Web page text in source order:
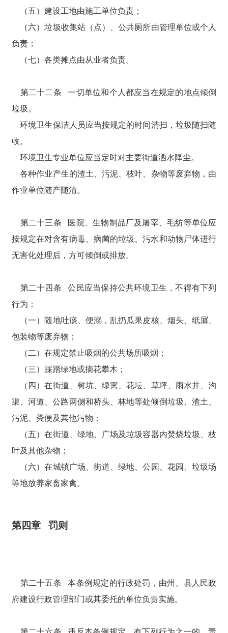
（五）建设工地由施工单位负责；
（六）垃圾收集站（点）、公共厕所由管理单位或个人
负责；
（七）各类摊点由从业者负责。
第二十二条 一切单位和个人都应当在规定的地点倾倒
垃圾。
环境卫生保洁人员应当按规定的时间清扫，垃圾随扫随
收。
环境卫生专业单位应当定时对主要街道洒水降尘。
各种作业产生的渣土、污泥、枝叶、杂物等废弃物，由
作业单位随产随清。
第二十三条 医院、生物制品厂及屠宰、毛纺等单位应
按规定在对含有病毒、病菌的垃圾、污水和动物尸体进行
无害化处理后，方可倾倒或排放。
第二十四条 公民应当保持公共环境卫生，不得有下列
行为：
（一）随地吐痰、便溺，乱扔瓜果皮核、烟头、纸屑、
包装物等废弃物；
（二）在规定禁止吸烟的公共场所吸烟；
（三）踩踏绿地或摘花攀木；
（四）在街道、树坑、绿篱、花坛、草坪、雨水井、沟
渠、河道、公路两侧和桥头、林地等处倾倒垃圾、渣土、
污泥、粪便及其他污物；
（五）在街道、绿地、广场及垃圾容器内焚烧垃圾、枝
叶及其他杂物；
（六）在城镇广场、街道、绿地、公园、花园、垃圾场
等地放养家畜家禽。
第四章 罚则
第二十五条 本条例规定的行政处罚，由州、县人民政
府建设行政管理部门或其委托的单位负责实施。